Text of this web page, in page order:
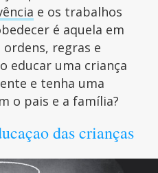
e os trabalhos
é aquela em
regras e
educar uma criança
e tenha uma
o pais e a família?
das crianças